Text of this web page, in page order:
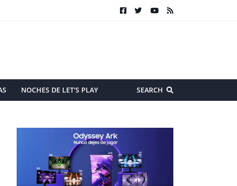
NOCHES DE LET'S PLAY SEARCH